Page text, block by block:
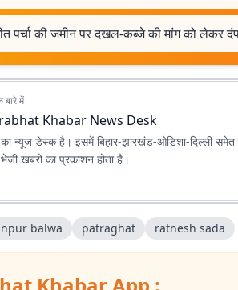
पर्चा की जमीन पर दखल-कब्जे की मांग को
में
Khabar News Desk
न्यूज डेस्क है। इसमें बिहार-झारखंड-ओडिशा-दिल्‍ली
भेजी खबरों का प्रकाशन होता है।
balwa patraghat ratnesh sada